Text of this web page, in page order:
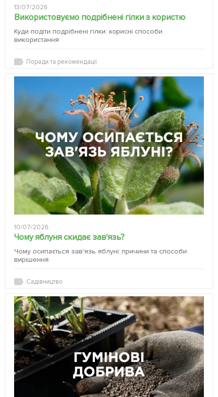
13/07/2026
Використовуємо подрібнені гілки з користю
Куди подіти подрібнені гілки: корисні способи
використання
Поради та рекомендації
10/07/2026
Чому яблуня скидає зав'язь?
Чому осипається зав'язь яблуні: причини та способи
вирішення
Садівництво